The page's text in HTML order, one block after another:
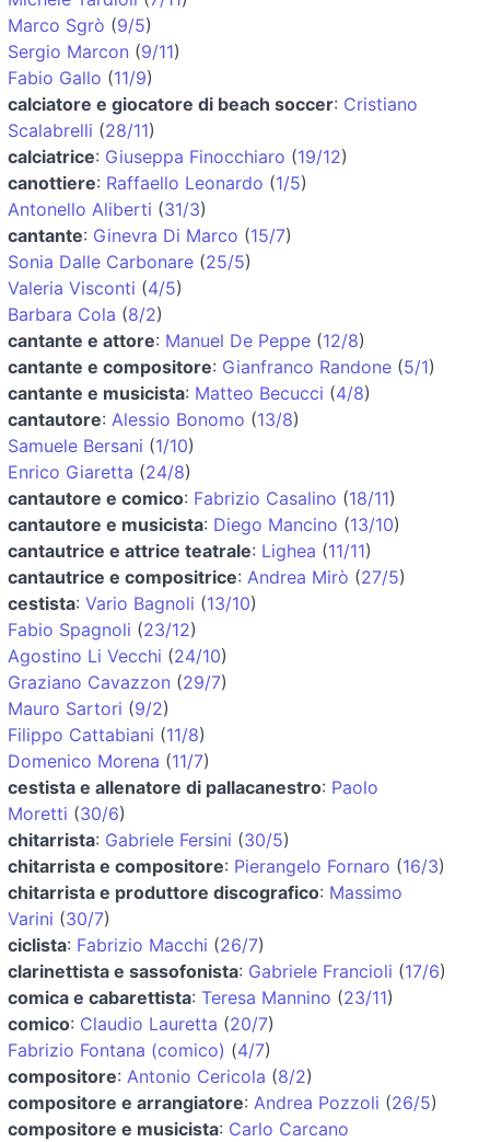
Marco Sgrò (9/5)
Sergio Marcon (9/11)
Fabio Gallo (11/9)
calciatore e giocatore di beach soccer: Cristiano
Scalabrelli (28/11)
calciatrice: Giuseppa Finocchiaro (19/12)
canottiere: Raffaello Leonardo (1/5)
Antonello Aliberti (31/3)
cantante: Ginevra Di Marco (15/7)
Sonia Dalle Carbonare (25/5)
Valeria Visconti (4/5)
Barbara Cola (8/2)
cantante e attore: Manuel De Peppe (12/8)
cantante e compositore: Gianfranco Randone (5/1)
cantante e musicista: Matteo Becucci (4/8)
cantautore: Alessio Bonomo (13/8)
Samuele Bersani (1/10)
Enrico Giaretta (24/8)
cantautore e comico: Fabrizio Casalino (18/11)
cantautore e musicista: Diego Mancino (13/10)
cantautrice e attrice teatrale: Lighea (11/11)
cantautrice e compositrice: Andrea Mirò (27/5)
cestista: Vario Bagnoli (13/10)
Fabio Spagnoli (23/12)
Agostino Li Vecchi (24/10)
Graziano Cavazzon (29/7)
Mauro Sartori (9/2)
Filippo Cattabiani (11/8)
Domenico Morena (11/7)
cestista e allenatore di pallacanestro: Paolo
Moretti (30/6)
chitarrista: Gabriele Fersini (30/5)
chitarrista e compositore: Pierangelo Fornaro (16/3)
chitarrista e produttore discografico: Massimo
Varini (30/7)
ciclista: Fabrizio Macchi (26/7)
clarinettista e sassofonista: Gabriele Francioli (17/6)
comica e cabarettista: Teresa Mannino (23/11)
comico: Claudio Lauretta (20/7)
Fabrizio Fontana (comico) (4/7)
compositore: Antonio Cericola (8/2)
compositore e arrangiatore: Andrea Pozzoli (26/5)
compositore e musicista: Carlo Carcano